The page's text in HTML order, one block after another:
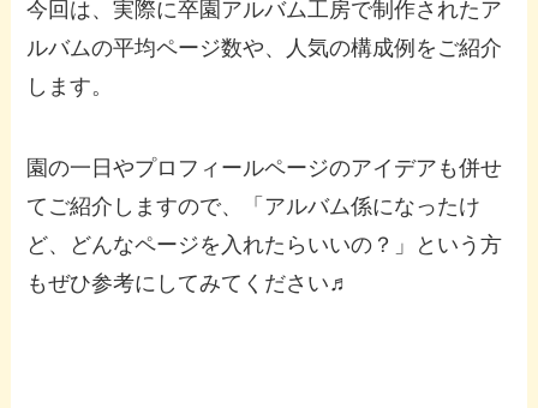
今回は、実際に卒園アルバム工房で制作されたア
ルバムの平均ページ数や、人気の構成例をご紹介
します。
園の一日やプロフィールページのアイデアも併せ
てご紹介しますので、「アルバム係になったけ
ど、どんなページを入れたらいいの？」という方
もぜひ参考にしてみてください♬